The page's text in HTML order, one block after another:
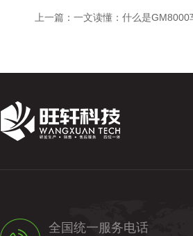
上一篇： 一文读懂：什么是GM8000
全国统一服务电话